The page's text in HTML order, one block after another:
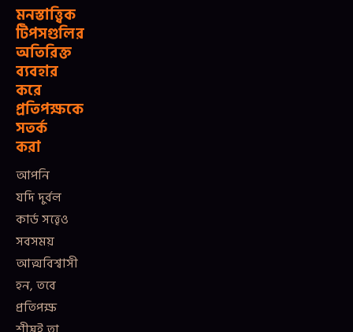
মনস্তাত্ত্বিক
টিপসগুলির
অতিরিক্ত
ব্যবহার
করে
প্রতিপক্ষকে
সতর্ক
করা
আপনি
যদি দুর্বল
কার্ড সত্ত্বেও
সবসময়
আত্মবিশ্বাসী
হন, তবে
প্রতিপক্ষ